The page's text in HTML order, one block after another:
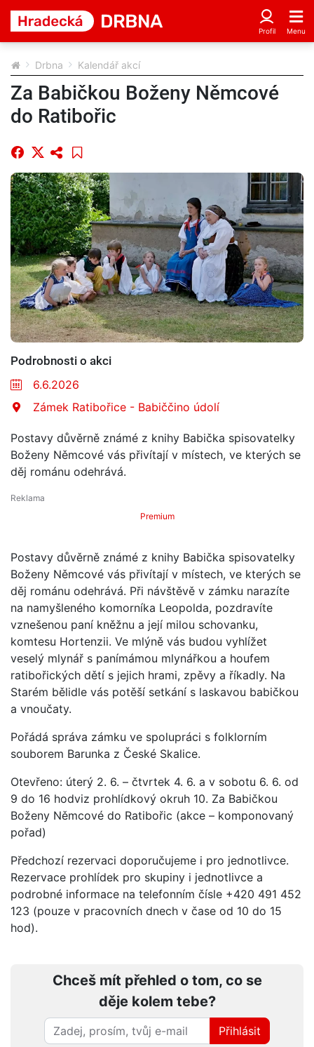
Drbna Kalendář akcí
Za Babičkou Boženy Němcové
do Ratibořic
Podrobnosti o akci
6.6.2026
Zámek Ratibořice - Babiččino údolí
Postavy důvěrně známé z knihy Babička spisovatelky
Boženy Němcové vás přivítají v místech, ve kterých se
děj románu odehrává.
Premium
Postavy důvěrně známé z knihy Babička spisovatelky
Boženy Němcové vás přivítají v místech, ve kterých se
děj románu odehrává. Při návštěvě v zámku narazíte
na namyšleného komorníka Leopolda, pozdravíte
vznešenou paní kněžnu a její milou schovanku,
komtesu Hortenzii. Ve mlýně vás budou vyhlížet
veselý mlynář s panímámou mlynářkou a houfem
ratibořických dětí s jejich hrami, zpěvy a říkadly. Na
Starém bělidle vás potěší setkání s laskavou babičkou
a vnoučaty.
Pořádá správa zámku ve spolupráci s folklorním
souborem Barunka z České Skalice.
Otevřeno: úterý 2. 6. – čtvrtek 4. 6. a v sobotu 6. 6. od
9 do 16 hodviz prohlídkový okruh 10. Za Babičkou
Boženy Němcové do Ratibořic (akce – komponovaný
pořad)
Předchozí rezervaci doporučujeme i pro jednotlivce.
Rezervace prohlídek pro skupiny i jednotlivce a
podrobné informace na telefonním čísle +420 491 452
123 (pouze v pracovních dnech v čase od 10 do 15
hod).
Chceš mít přehled o tom, co se
děje kolem tebe?
Přihlásit